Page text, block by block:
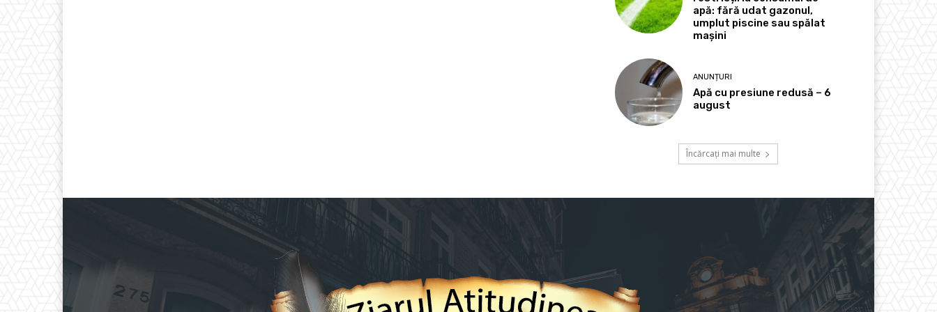
apă: fără udat gazonul,
umplut piscine sau spălat
mașini
ANUNȚURI
Apă cu presiune redusă – 6
august
Încărcați mai multe